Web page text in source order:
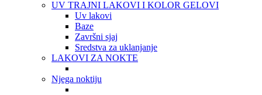
UV TRAJNI LAKOVI I KOLOR GELOVI
Uv lakovi
Baze
Završni sjaj
Sredstva za uklanjanje
LAKOVI ZA NOKTE
Njega noktiju